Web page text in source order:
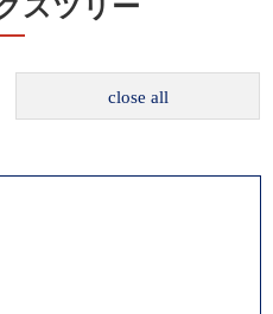
スツリー
close all